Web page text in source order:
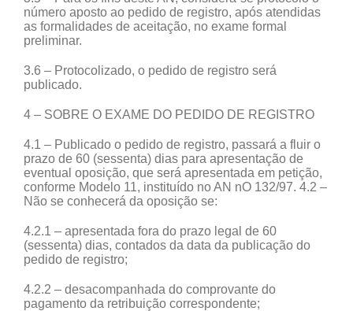
número aposto ao pedido de registro, após atendidas
as formalidades de aceitação, no exame formal
preliminar.
3.6 – Protocolizado, o pedido de registro será
publicado.
4 – SOBRE O EXAME DO PEDIDO DE REGISTRO
4.1 – Publicado o pedido de registro, passará a fluir o
prazo de 60 (sessenta) dias para apresentação de
eventual oposição, que será apresentada em petição,
conforme Modelo 11, instituído no AN nO 132/97. 4.2 –
Não se conhecerá da oposição se:
4.2.1 – apresentada fora do prazo legal de 60
(sessenta) dias, contados da data da publicação do
pedido de registro;
4.2.2 – desacompanhada do comprovante do
pagamento da retribuição correspondente;